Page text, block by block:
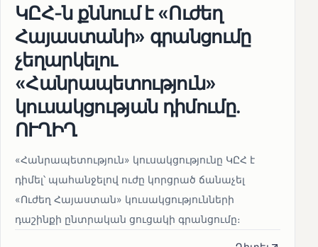
ԿԸՀ-ն քննում է «Ուժեղ
Հայաստանի» գրանցումը
չեղարկելու
«Հանրապետություն»
կուսակցության դիմումը.
ՈՒՂԻՂ
«Հանրապետություն» կուսակցությունը ԿԸՀ է
դիմել՝ պահանջելով ուժը կորցրած ճանաչել
«Ուժեղ Հայաստան» կուսակցությունների
դաշինքի ընտրական ցուցակի գրանցումը։